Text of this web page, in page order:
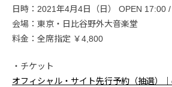
日時：2021年4月4日（日） OPEN 17:00
会場：東京・日比谷野外大音楽堂
料金：全席指定 ￥4,800
・チケット
オフィシャル・サイト先行予約（抽選）｜